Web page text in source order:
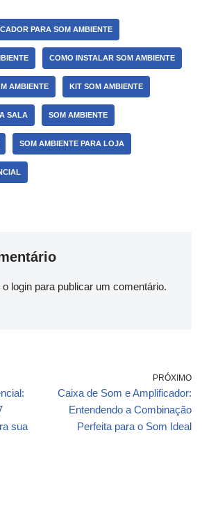
PARA SOM AMBIENTE
COMO INSTALAR SOM AMBIENTE
AMBIENTE KIT SOM AMBIENTE
SALA SOM AMBIENTE
SOM AMBIENTE PARA LOJA
o login para publicar um comentário.
sua
PRÓXIMO
Caixa de Som e Amplificador:
Entendendo a Combinação
Perfeita para o Som Ideal